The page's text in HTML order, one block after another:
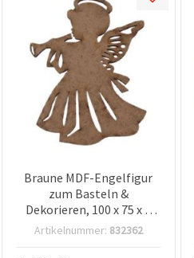
Braune MDF-Engelfigur
zum Basteln &
Dekorieren, 100 x 75 x 3
mm
Artikelnummer: 832362